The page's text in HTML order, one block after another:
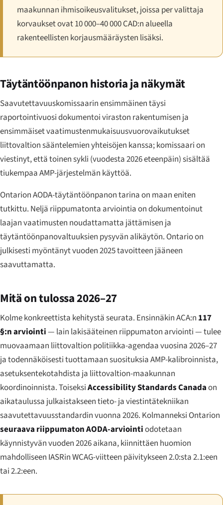
maakunnan ihmisoikeusvalitukset, joissa per valittaja
korvaukset ovat 10 000–40 000 CAD:n alueella
rakenteellisten korjausmääräysten lisäksi.
Täytäntöönpanon historia ja näkymät
Saavutettavuuskomissaarin ensimmäinen täysi
raportointivuosi dokumentoi viraston rakentumisen ja
ensimmäiset vaatimustenmukaisuusvuorovaikutukset
liittovaltion sääntelemien yhteisöjen kanssa; komissaari on
viestinyt, että toinen sykli (vuodesta 2026 eteenpäin) sisältää
tiukempaa AMP-järjestelmän käyttöä.
Ontarion AODA-täytäntöönpanon tarina on maan eniten
tutkittu. Neljä riippumatonta arviointia on dokumentoinut
laajan vaatimusten noudattamatta jättämisen ja
täytäntöönpanovaltuuksien pysyvän alikäytön. Ontario on
julkisesti myöntänyt vuoden 2025 tavoitteen jääneen
saavuttamatta.
Mitä on tulossa 2026–27
Kolme konkreettista kehitystä seurata. Ensinnäkin ACA:n 117
§:n arviointi— lain lakisääteinen riippumaton arviointi — tulee
muovaamaan liittovaltion politiikka-agendaa vuosina 2026–27
ja todennäköisesti tuottamaan suosituksia AMP-kalibroinnista,
asetuksentekotahdista ja liittovaltion-maakunnan
koordinoinnista. ToiseksiAccessibility Standards Canadaon
aikataulussa julkaistakseen tieto- ja viestintätekniikan
saavutettavuusstandardin vuonna 2026. Kolmanneksi Ontarion
seuraava riippumaton AODA-arviointiodotetaan
käynnistyvän vuoden 2026 aikana, kiinnittäen huomion
mahdolliseen IASRin WCAG-viitteen päivitykseen 2.0:sta 2.1:een
tai 2.2:een.